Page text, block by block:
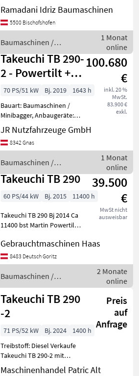
Zustand Baumaschinen
Minibagger
Ramadani Idriz Baumaschinen
5500 Bischofshofen
Baumaschinen /
Takeuchi
1 Monat
online
Takeuchi TB 290-
2 - Powertilt +
Schnellwechsler-
Klima-4 L
100.680
€
inkl. 20 %
MwSt.
83.900 €
exkl.
70 PS/51 kW Bj. 2019
1643 h
Bauart: Baumaschinen /
Minibagger, Anbaugeräte:
Schnellwechsler, Löffel,
Sonderausstattung: 3.
Ventil, 4. Ventil,
Arbeitsscheinwerfer vo
JR Nutzfahrzeuge GmbH
8342 Gnas
Baumaschinen /
Takeuchi
1 Monat
online
Takeuchi TB 290
39.500
€
MwSt nicht
ausweisbar
60 PS/44 kW Bj. 2015 11400 h
Takeuchi TB 290 Bj 2014 Ca
11400 bst Martin Powertilt
Schnellwechsler 2 Löffel
Zusatzhydraulik Service
gepflegte Maschine Sofort
einsatz
Gebrauchtmaschinen Haas
8483 Deutsch Goritz
Baumaschinen /
Takeuchi
2 Monate
online
Takeuchi TB 290
-2
Preis
auf
Anfrage
71 PS/52 kW Bj. 2024
1400 h
Treibstoff: Diesel Verkaufe
Takeuchi TB 290-2 mit
Powertilt, Huppiquick, Jahr
Maschinenhandel Patric Alt